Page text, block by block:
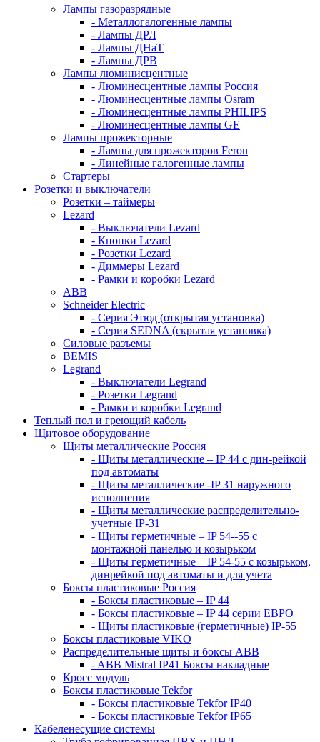
Лампы газоразрядные
- Металлогалогенные лампы
- Лампы ДРЛ
- Лампы ДНаТ
- Лампы ДРВ
Лампы люминисцентные
- Люминесцентные лампы Россия
- Люминесцентные лампы Osram
- Люминесцентные лампы PHILIPS
- Люминесцентные лампы GE
Лампы прожекторные
- Лампы для прожекторов Feron
- Линейные галогенные лампы
Стартеры
Розетки и выключатели
Розетки – таймеры
Lezard
- Выключатели Lezard
- Кнопки Lezard
- Розетки Lezard
- Диммеры Lezard
- Рамки и коробки Lezard
ABB
Schneider Electric
- Серия Этюд (открытая установка)
- Серия SEDNA (скрытая установка)
Силовые разъемы
BEMIS
Legrand
- Выключатели Legrand
- Розетки Legrand
- Рамки и коробки Legrand
Теплый пол и греющий кабель
Щитовое оборудование
Щиты металлические Россия
- Щиты металлические – IP 44 с дин-рейкой
под автоматы
- Щиты металлические -IP 31 наружного
исполнения
- Щиты металлические распределительно-
учетные IP-31
- Щиты герметичные – IP 54--55 с
монтажной панелью и козырьком
- Щиты герметичные – IP 54-55 с козырьком,
динрейкой под автоматы и для учета
Боксы пластиковые Россия
- Боксы пластиковые – IP 44
- Боксы пластиковые – IP 44 серии ЕВРО
- Щиты пластиковые (герметичные) IP-55
Боксы пластиковые VIKO
Распределительные щиты и боксы АВВ
- ABB Mistral IP41 Боксы накладные
Кросс модуль
Боксы пластиковые Tekfor
- Боксы пластиковые Tekfor IP40
- Боксы пластиковые Tekfor IP65
Кабеленесущие системы